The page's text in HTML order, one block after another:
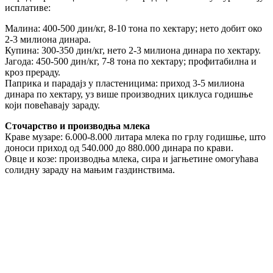
исплативе:
Малина: 400-500 дин/кг, 8-10 тона по хектару; нето добит око
2-3 милиона динара.
Купина: 300-350 дин/кг, нето 2-3 милиона динара по хектару.
Јагода: 450-500 дин/кг, 7-8 тона по хектару; профитабилна и
кроз прераду.
Паприка и парадајз у пластеницима: приход 3-5 милиона
динара по хектару, уз више производних циклуса годишње
који повећавају зараду.
Сточарство и производња млека
Краве музаре: 6.000-8.000 литара млека по грлу годишње, што
доноси приход од 540.000 до 880.000 динара по крави.
Овце и козе: производња млека, сира и јагњетине омогућава
солидну зараду на мањим газдинствима.